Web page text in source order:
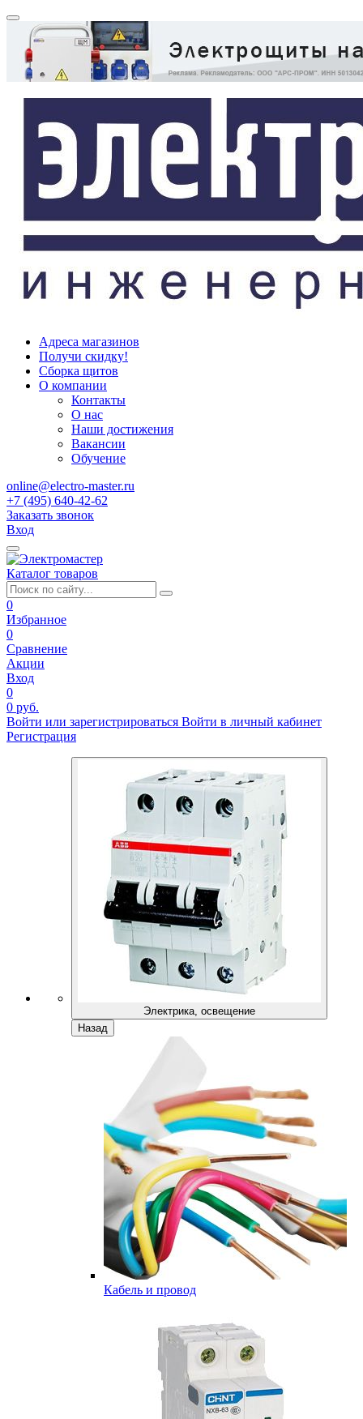
Адреса магазинов
Получи скидку!
Сборка щитов
О компании
Контакты
О нас
Наши достижения
Вакансии
Обучение
online@electro-master.ru
+7 (495) 640-42-62
Заказать звонок
Вход
Каталог товаров
0
Избранное
0
Сравнение
Акции
Вход
0
0 руб.
Войти или зарегистрироваться Войти в личный кабинет
Регистрация
Электрика, освещение
Назад
Кабель и провод